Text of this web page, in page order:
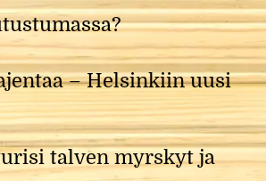
– Helsinkiin uusi
talven myrskyt ja